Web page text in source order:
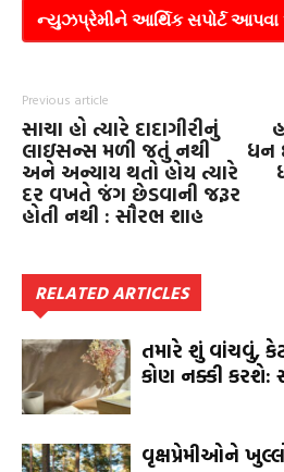
ન્યુઝપ્રેમીને આર્થિક સપોર્ટ આપવા
Previous article
સાચા હો ત્યારે દાદાગીરીનું
લાઇસન્સ મળી જતું નથી
અને અન્યાય થતો હોય ત્યારે
દર વખતે જંગ છેડવાની જરૂર
હોતી નથી : સૌરભ શાહ
ધન
RELATED ARTICLES
તમારે શું વાંચવું,
કોણ નક્કી કરશે:
વૃક્ષપ્રેમીઓને